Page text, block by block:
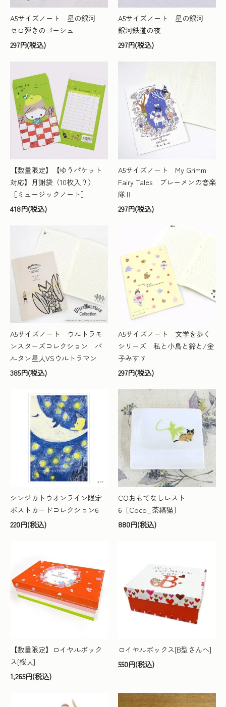
A5サイズノート 星の銀河
セロ弾きのゴーシュ
297円(税込)
A5サイズノート 星の銀河
銀河鉄道の夜
297円(税込)
【数量限定】【ゆうパケット
対応】月謝袋（10枚入り）
［ミュージックノート］
418円(税込)
A5サイズノート My Grimm
Fairy Tales ブレーメンの音楽
隊Ⅱ
297円(税込)
A5サイズノート ウルトラモ
ンスターズコレクション バ
ルタン星人VSウルトラマン
385円(税込)
A5サイズノート 文学を歩く
シリーズ 私と小鳥と鈴と/金
子みすゞ
297円(税込)
シンジカトウオンライン限定
ポストカードコレクション6
220円(税込)
COおもてなしレスト
6［Coco_茶縞猫］
880円(税込)
【数量限定】ロイヤルボック
ス[桜人]
1,265円(税込)
ロイヤルボックス[B型さんへ]
550円(税込)